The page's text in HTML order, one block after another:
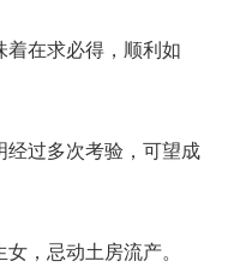
在求必得，顺利如
过多次考验，可望成
，忌动土房流产。